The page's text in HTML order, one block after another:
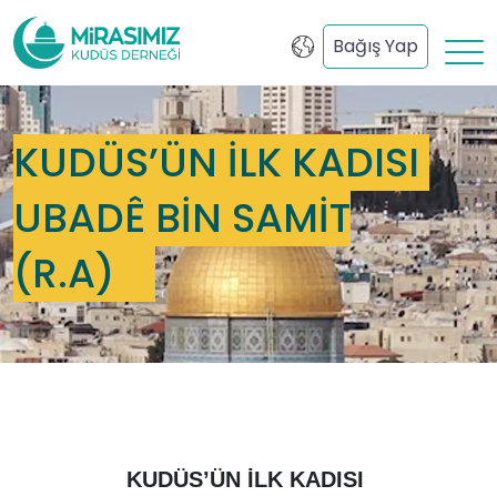
Bağış Yap
KUDÜS’ÜN İLK KADISI
UBADÊ BİN SAMİT
(R.A)
KUDÜS’ÜN İLK KADISI